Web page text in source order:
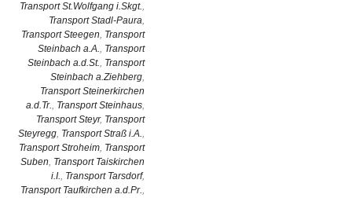
Transport St.Wolfgang i.Skgt.,
Transport Stadl-Paura,
Transport Steegen, Transport
Steinbach a.A., Transport
Steinbach a.d.St., Transport
Steinbach a.Ziehberg,
Transport Steinerkirchen
a.d.Tr., Transport Steinhaus,
Transport Steyr, Transport
Steyregg, Transport Straß i.A.,
Transport Stroheim, Transport
Suben, Transport Taiskirchen
i.I., Transport Tarsdorf,
Transport Taufkirchen a.d.Pr.,